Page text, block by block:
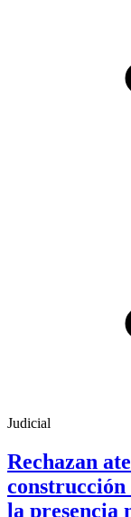
Judicial
Rechazan
construcción
la presencia